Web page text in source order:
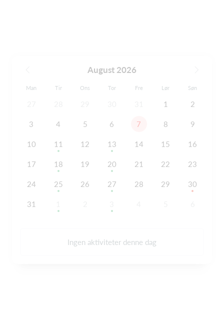
August 2026
Man Tir Ons Tor Fre Lør Søn
1 2
3 4 5 6 7 8 9
10 11 12 13 14 15 16
17 18 19 20 21 22 23
24 25 26 27 28 29 30
31
Ingen aktiviteter denne dag